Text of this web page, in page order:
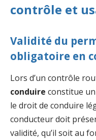
contrôle et
Validité du
obligatoire en
Lors d’un contrôle
conduire constitue
le droit de conduire
conducteur doit
validité, qu’il soit au